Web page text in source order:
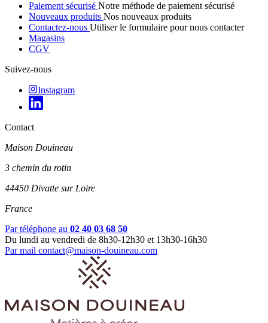
Paiement sécurisé Notre méthode de paiement sécurisé
Nouveaux produits Nos nouveaux produits
Contactez-nous Utiliser le formulaire pour nous contacter
Magasins
CGV
Suivez-nous
Instagram
Contact
Maison Douineau
3 chemin du rotin
44450 Divatte sur Loire
France
Par téléphone au 02 40 03 68 50
Du lundi au vendredi de 8h30-12h30 et 13h30-16h30
Par mail contact@maison-douineau.com